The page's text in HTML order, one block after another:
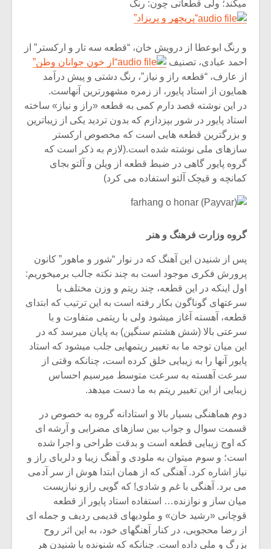
میکند؛ ولی قطعاتی چون: رنگ
“پریچهر و پریزاد”
و رنگ ابوعطا از درویش خان، “قطعه سه تار و ارکستر” از
احمد عبادی، تصنیف
“از خون جوانان وطن”
از عارف، “قطعه راز و نیاز”، رنگ دشتی و پیش درآمد
همایون از استاد پایور، از زمره مشهورترین آنهاست.
در این نوشته قصد دارم کمی به قطعه «راز و نیاز» ساخته
استاد پایور در شور بپزدازم که بدون تردید یکی از زیباترین
و بزرگترین قطعه هایی است که مخصوص ارکستر
سازهای ملی نوشته شده است.(لازم به ذکر است که
گروه پایور گاهی در ضبط قطعه از ویلن و آلتو بجای
کمانچه و قیچک آلتو استفاده می کرد)
گروه وزارت فرهنگ و هنر
پس از شنیدن این آهنگ که در نوار “شور و ماهور” کانون
پرورش فکری موجود است به چند نکته جالب برمیخوریم:
اول اینکه در این قطعه، چند ریتم و وزن مختلف با
سرعتهای گوناگون بکار رفته است به این ترتیب که ابتدای
قطعه، آهسته آغاز میشود ولی با ریتمی متفاوت و با
سرعتی بالا (شش هشتم سنگین) به پایان میرسد که در
این میان توجه ما به تغییر ریتمهایی جلب میشود که استاد
پایور آنها را به زیبایی خلق کرده است، چنانکه وقتی از
سرعت آهسته به سرعت متوسط میرسیم احساس
زیبایی از این تغییر ریتم به ما دست میدهد.
دوم هماهنگی بسیار بالا و استادانه گروه به خصوص در
قسمت سوال و جواب بین سازهای مضرابی و آرشه ای
که اوج زیبایی قطعه است و بدقت طراحی و اجرا شده
است؛ و سوم میتوان به ملودی و آهنگ زیبا و دلربای راز و
نیاز اشاره کرد. آهنگی که از همان ابتدا هوش از سر آدمی
می برد. آهنگی با غم و شادی! که گویی رازو نیازیست
میان ساز و نوازنده… استفاده استاد پایور از قطعه
قوچانی «رشید خان» و ملودیهای قدیمی ردیف و جمله ای
از رضا محجوبی، در کنار آهنگهای خود، به این اثر روح
بزرگ و ملی داده است. چنانکه که شنونده با شنیدن هر